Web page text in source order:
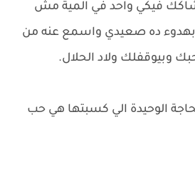
فيكي واحد في المية مش
ده صعيدي واسمع عنه من
وبيوقفلك ولاد الحلال.
الوحيدة الي كسبتها هي حب